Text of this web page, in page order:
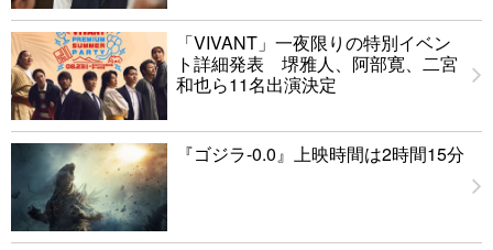
「VIVANT」一夜限りの特別イベン
ト詳細発表 堺雅人、阿部寛、二宮
和也ら11名出演決定
『ゴジラ-0.0』上映時間は2時間15分